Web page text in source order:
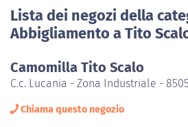
Lista dei negozi della
Abbigliamento a Tito
Camomilla Tito Scalo
C.c. Lucania - Zona Industriale -
Chiama questo negozio